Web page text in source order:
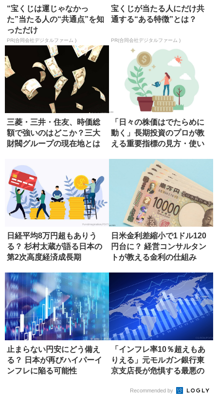
“宝くじは運じゃなかっ
た”当たる人の“共通点”を知
っただけ
PR(合同会社デジタルファーム )
宝くじが当たる人にだけ共
通する“ある特徴”とは？
PR(合同会社デジタルファーム )
三菱・三井・住友、時価総
額で強いのはどこか？三大
財閥グループの現在地とは
「日々の株価はでたらめに
動く」長期投資のプロが教
える重要指標の見方・使い
日経平均8万円超もありう
る？ 杉村太蔵が語る日本の
第2次高度経済成長期
日米金利差縮小で1ドル120
円台に？ 経営コンサルタン
トが教える金利の仕組み
止まらない円安にどう備え
る？ 日本が再びハイパーイ
ンフレに陥る可能性
「インフレ率10％超えもあ
りえる」元モルガン銀行東
京支店長が危惧する最悪の
Recommended by